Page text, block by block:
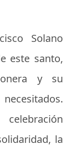
Solano
este santo,
y su
la